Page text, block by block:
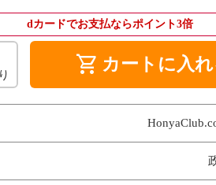
dカードでお支払ならポイント3倍
shopping_cart カートに入れ